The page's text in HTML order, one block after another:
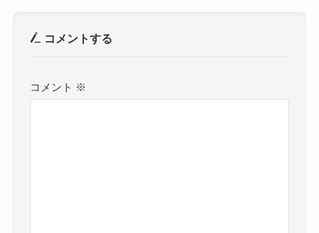
コメントする
コメント ※